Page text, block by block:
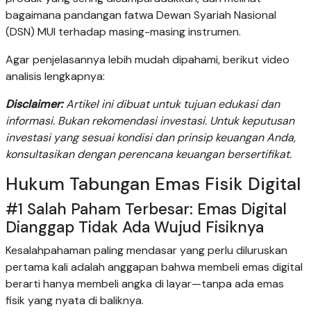
bagaimana pandangan fatwa Dewan Syariah Nasional
(DSN) MUI terhadap masing-masing instrumen.
Agar penjelasannya lebih mudah dipahami, berikut video
analisis lengkapnya:
Disclaimer:Artikel ini dibuat untuk tujuan edukasi dan
informasi. Bukan rekomendasi investasi. Untuk keputusan
investasi yang sesuai kondisi dan prinsip keuangan Anda,
konsultasikan dengan perencana keuangan bersertifikat.
Hukum Tabungan Emas Fisik Digital
#1 Salah Paham Terbesar: Emas Digital
Dianggap Tidak Ada Wujud Fisiknya
Kesalahpahaman paling mendasar yang perlu diluruskan
pertama kali adalah anggapan bahwa membeli emas digital
berarti hanya membeli angka di layar—tanpa ada emas
fisik yang nyata di baliknya.